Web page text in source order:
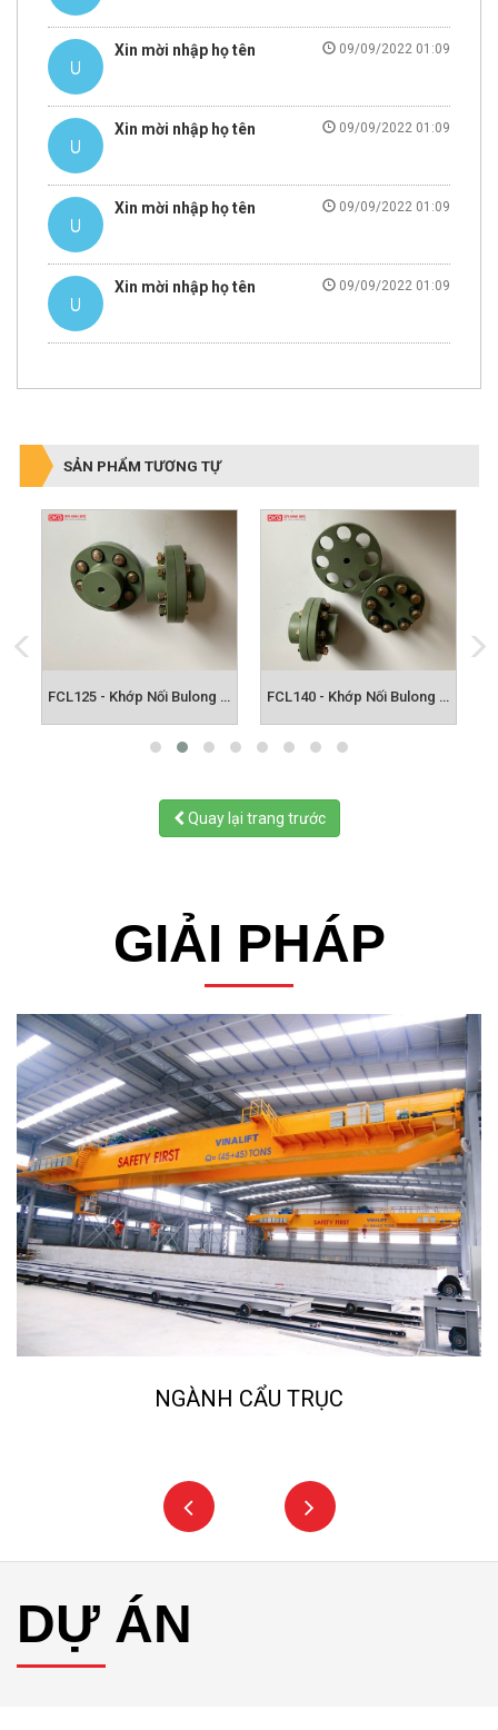
Xin mời nhập họ tên 09/09/2022 01:09
Xin mời nhập họ tên 09/09/2022 01:09
Xin mời nhập họ tên 09/09/2022 01:09
Xin mời nhập họ tên 09/09/2022 01:09
SẢN PHẨM TƯƠNG TỰ
Quay lại trang trước
GIẢI PHÁP
NGÀNH NGHIỀN ĐÁ, CÁT
DỰ ÁN